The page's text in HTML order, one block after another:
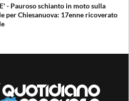
- Pauroso schianto in moto sulla
per Chiesanuova: 17enne ricoverato